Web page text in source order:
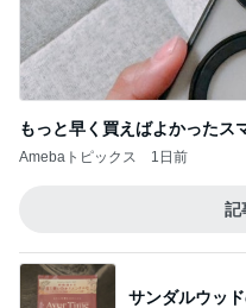
もっと早く買えばよかったス
Amebaトピックス 1日前
記
サンダルウッ